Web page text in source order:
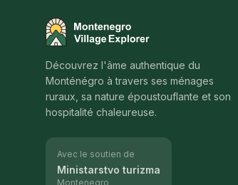
Montenegro Village Explorer
Découvrez l'âme authentique du
Monténégro à travers ses ménages
ruraux, sa nature époustouflante et son
hospitalité chaleureuse.
Avec le soutien de
Ministarstvo turizma
Montenegro